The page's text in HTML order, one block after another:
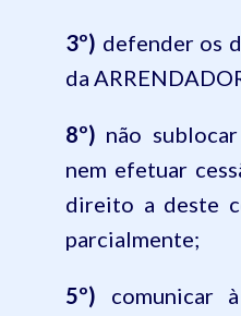
3º) defender os
da
8º) não
nem efetuar
direito a deste
parcialmente;
5º) comunicar